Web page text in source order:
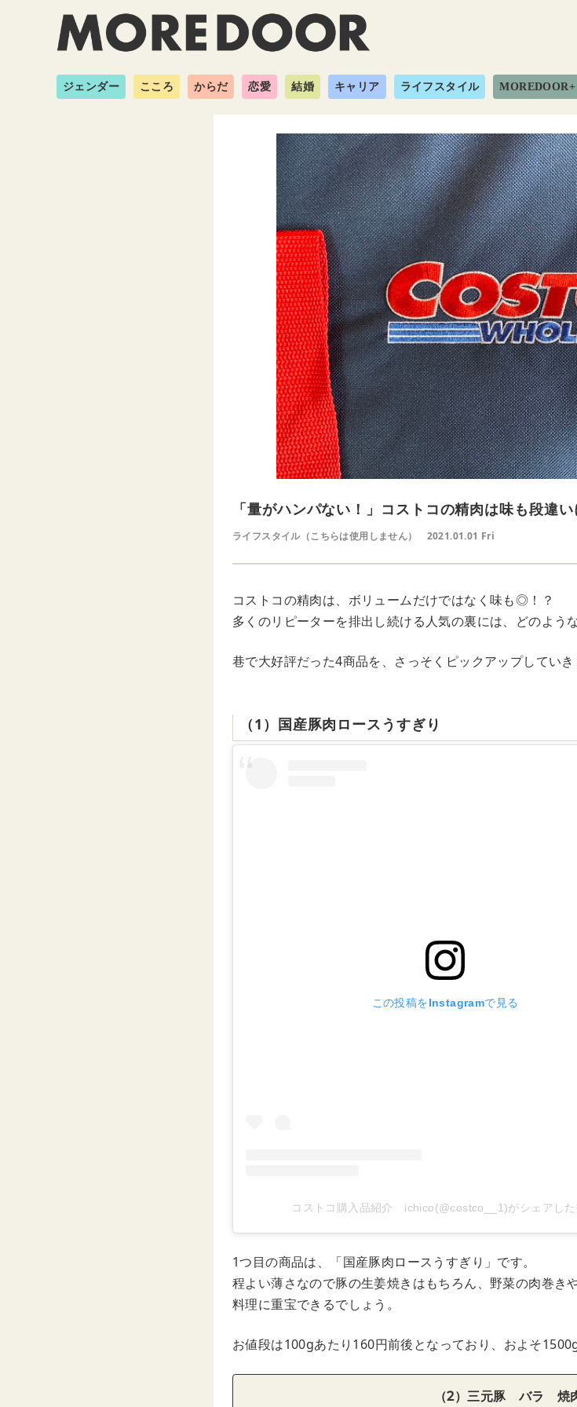
ジェンダー こころ からだ 恋愛 結婚 キャリア ライフスタイル MOREDOOR+
「量がハンパない！」コストコの精肉は味も段違
ライフスタイル（こちらは使用しません） 2021.01.01 Fri
コストコの精肉は、ボリュームだけではなく味も◎！？
多くのリピーターを排出し続ける人気の裏には、どのよう
巷で大好評だった4商品を、さっそくピックアップしていき
（1）国産豚肉ロースうすぎり
この投稿をInstagramで見る
コストコ購入品紹介 ichico(@costco__1)がシェアした
1つ目の商品は、「国産豚肉ロースうすぎり」です。
程よい薄さなので豚の生姜焼きはもちろん、野菜の肉巻き
料理に重宝できるでしょう。
お値段は100gあたり160円前後となっており、およそ
（2）三元豚 バラ 焼